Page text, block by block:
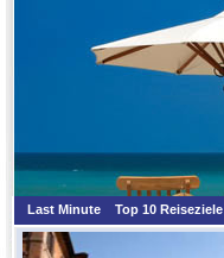
Last Minute Top 10 Reiseziele